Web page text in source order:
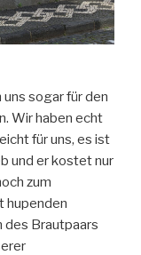
sogar für den
Wir haben echt
für uns, es ist
und er kostet nur
zum
hupenden
des Brautpaars